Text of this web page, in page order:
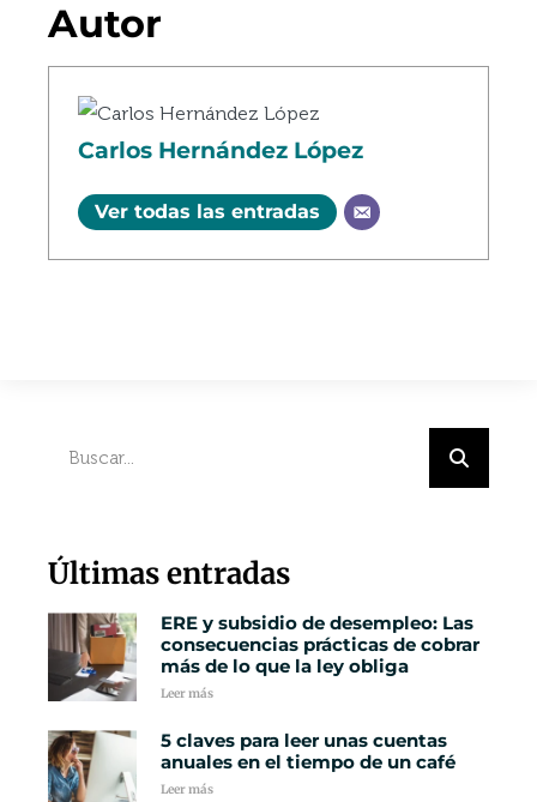
Autor
Carlos Hernández López
Ver todas las entradas
Últimas entradas
ERE y subsidio de desempleo: Las
consecuencias prácticas de cobrar
más de lo que la ley obliga
Leer más
5 claves para leer unas cuentas
anuales en el tiempo de un café
Leer más